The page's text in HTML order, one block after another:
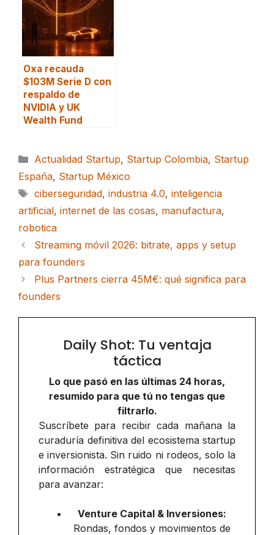
Oxa recauda
$103M Serie D con
respaldo de
NVIDIA y UK
Wealth Fund
Categorías
Actualidad Startup, Startup Colombia, Startup
España, Startup México
Etiquetas
ciberseguridad, industria 4.0, inteligencia
artificial, internet de las cosas, manufactura,
robotica
Streaming móvil 2026: bitrate, apps y setup
para founders
Plus Partners cierra 45M€: qué significa para
founders
Daily Shot: Tu ventaja
táctica
Lo que pasó en las últimas 24 horas,
resumido para que tú no tengas que
filtrarlo.
Suscríbete para recibir cada mañana la
curaduría definitiva del ecosistema startup
e inversionista. Sin ruido ni rodeos, solo la
información estratégica que necesitas
para avanzar:
Venture Capital & Inversiones:
Rondas, fondos y movimientos de